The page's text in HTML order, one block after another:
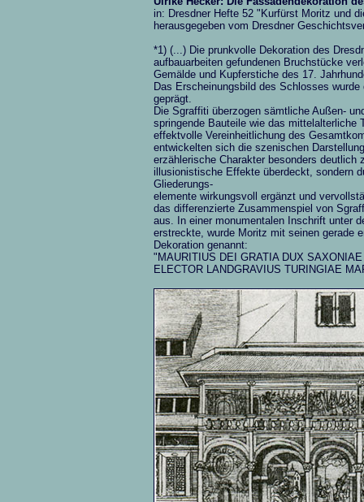
in: Dresdner Hefte 52 "Kurfürst Moritz und
herausgegeben vom Dresdner
*1) (...) Die prunkvolle Dekoration des
aufbauarbeiten gefundenen Bruchstücke
Gemälde und Kupferstiche des 17.
Das Erscheinungsbild des Schlosses
geprägt.
Die Sgraffiti überzogen sämtliche Außen-
springende Bauteile wie das mittelalterliche
effektvolle Vereinheitlichung des
entwickelten sich die szenischen
erzählerische Charakter besonders deutlich
illusionistische Effekte überdeckt, sondern
Gliederungs-
elemente wirkungsvoll ergänzt und
das differenzierte Zusammenspiel von
aus. In einer monumentalen Inschrift unter
erstreckte, wurde Moritz mit seinen gerade
Dekoration genannt:
"MAURITIUS DEI GRATIA DUX
ELECTOR LANDGRAVIUS TURINGIAE